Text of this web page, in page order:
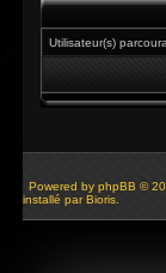
Utilisateur(s)
Powered by phpBB ©
installé par Bioris.